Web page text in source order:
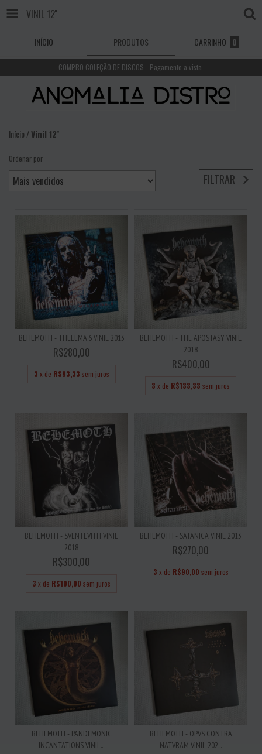
VINIL 12''
INÍCIO PRODUTOS CARRINHO 0
COMPRO COLEÇÃO DE DISCOS - Pagamento a vista.
Início /Vinil 12''
Ordenar por
FILTRAR
BEHEMOTH - THELEMA.6 VINIL 2013
R$280,00
3 x de R$93,33 sem juros
BEHEMOTH - THE APOSTASY VINIL
2018
R$400,00
3 x de R$133,33 sem juros
BEHEMOTH - SVENTEVITH VINIL
2018
R$300,00
3 x de R$100,00 sem juros
BEHEMOTH - SATANICA VINIL 2013
R$270,00
3 x de R$90,00 sem juros
BEHEMOTH - PANDEMONIC
INCANTATIONS VINIL...
BEHEMOTH - OPVS CONTRA
NATVRAM VINIL 202...